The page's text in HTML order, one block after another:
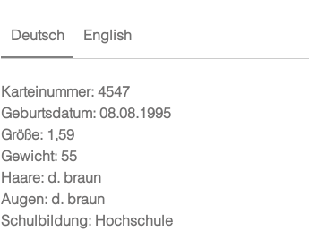
Deutsch English
Karteinummer: 4547
Geburtsdatum: 08.08.1995
Größe: 1,59
Gewicht: 55
Haare: d. braun
Augen: d. braun
Schulbildung: Hochschule